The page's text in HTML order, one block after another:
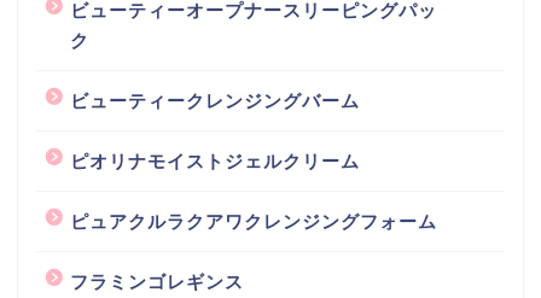
ビューティーオープナースリーピングパッ
ク
ビューティークレンジングバーム
ピオリナモイストジェルクリーム
ピュアクルラクアワクレンジングフォーム
フラミンゴレギンス